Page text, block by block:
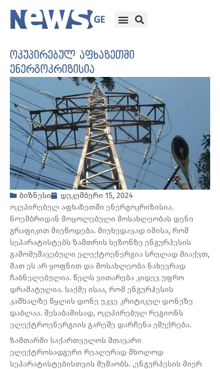
ოკუპირებულ აფხაზეთში
ენერგოკრიზისია
ბიზნესი
დეკემბერი 15, 2024
ოკუპირებულ აფხაზეთში ენერგოკრიზისია.
ნოემბრიდან მოყოლებული მოსახლეობას დენი
გრაფიკით მიეწოდება. მიუხედავად იმისა, რომ
სეპარატისტებს ზამთრის სეზონზე ენგურჰესის
გამომუშავებული ელექტოენერგია სრულად მიაქვთ,
მათ ეს არ ყოფნით და მოსახლეობა ნახევრად
ჩაბნელებულია. წელს ვითარება კიდევ უფრო
დრამატულია. საქმე ისაა, რომ ენგურჰესის
კაშხალზე წყლის დონე უკვე კრიტიკულ დონეზე
დაბლაა. შესაბამისად, ოკუპირებულ რეგიონს
ელექტროენერგიის გარეშე დარჩენა ემუქრება.
ზამთარში საქართველოს მთავარი
ელექტროსადგური რეალურად მხოლოდ
სეპარატისტებისთვის მუშაობს. ,ენგურჰესის მიერ